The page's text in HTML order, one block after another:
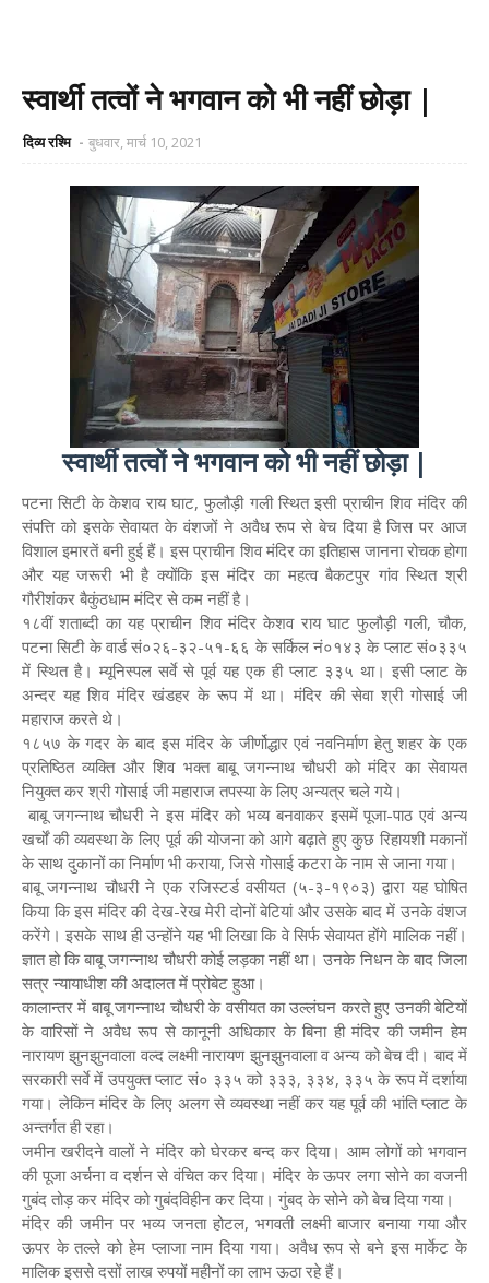
स्वार्थी तत्वों ने भगवान को भी नहीं छोड़ा |
दिव्य रश्मि बुधवार, मार्च 10, 2021
स्वार्थी तत्वों ने भगवान को भी नहीं छोड़ा |
पटना सिटी के केशव राय घाट, फुलौड़ी गली स्थित इसी प्राचीन शिव मंदिर की
संपत्ति को इसके सेवायत के वंशजों ने अवैध रूप से बेच दिया है जिस पर आज
विशाल इमारतें बनी हुई हैं। इस प्राचीन शिव मंदिर का इतिहास जानना रोचक होगा
और यह जरूरी भी है क्योंकि इस मंदिर का महत्व बैकटपुर गांव स्थित श्री
गौरीशंकर बैकुंठधाम मंदिर से कम नहीं है।
१८वीं शताब्दी का यह प्राचीन शिव मंदिर केशव राय घाट फुलौड़ी गली, चौक,
पटना सिटी के वार्ड सं०२६-३२-५१-६६ के सर्किल नं०१४३ के प्लाट सं०३३५
में स्थित है। म्यूनिस्पल सर्वे से पूर्व यह एक ही प्लाट ३३५ था। इसी प्लाट के
अन्दर यह शिव मंदिर खंडहर के रूप में था। मंदिर की सेवा श्री गोसाई जी
महाराज करते थे।
१८५७ के गदर के बाद इस मंदिर के जीर्णोद्धार एवं नवनिर्माण हेतु शहर के एक
प्रतिष्ठित व्यक्ति और शिव भक्त बाबू जगन्नाथ चौधरी को मंदिर का सेवायत
नियुक्त कर श्री गोसाई जी महाराज तपस्या के लिए अन्यत्र चले गये।
बाबू जगन्नाथ चौधरी ने इस मंदिर को भव्य बनवाकर इसमें पूजा-पाठ एवं अन्य
खर्चों की व्यवस्था के लिए पूर्व की योजना को आगे बढ़ाते हुए कुछ रिहायशी मकानों
के साथ दुकानों का निर्माण भी कराया, जिसे गोसाई कटरा के नाम से जाना गया।
बाबू जगन्नाथ चौधरी ने एक रजिस्टर्ड वसीयत (५-३-१९०३) द्वारा यह घोषित
किया कि इस मंदिर की देख-रेख मेरी दोनों बेटियां और उसके बाद में उनके वंशज
करेंगे। इसके साथ ही उन्होंने यह भी लिखा कि वे सिर्फ सेवायत होंगे मालिक नहीं।
ज्ञात हो कि बाबू जगन्नाथ चौधरी कोई लड़का नहीं था। उनके निधन के बाद जिला
सत्र न्यायाधीश की अदालत में प्रोबेट हुआ।
कालान्तर में बाबू जगन्नाथ चौधरी के वसीयत का उल्लंघन करते हुए उनकी बेटियों
के वारिसों ने अवैध रूप से कानूनी अधिकार के बिना ही मंदिर की जमीन हेम
नारायण झुनझुनवाला वल्द लक्ष्मी नारायण झुनझुनवाला व अन्य को बेच दी। बाद में
सरकारी सर्वे में उपयुक्त प्लाट सं० ३३५ को ३३३, ३३४, ३३५ के रूप में दर्शाया
गया। लेकिन मंदिर के लिए अलग से व्यवस्था नहीं कर यह पूर्व की भांति प्लाट के
अन्तर्गत ही रहा।
जमीन खरीदने वालों ने मंदिर को घेरकर बन्द कर दिया। आम लोगों को भगवान
की पूजा अर्चना व दर्शन से वंचित कर दिया। मंदिर के ऊपर लगा सोने का वजनी
गुबंद तोड़ कर मंदिर को गुबंदविहीन कर दिया। गुंबद के सोने को बेच दिया गया।
मंदिर की जमीन पर भव्य जनता होटल, भगवती लक्ष्मी बाजार बनाया गया और
ऊपर के तल्ले को हेम प्लाजा नाम दिया गया। अवैध रूप से बने इस मार्केट के
मालिक इससे दसों लाख रुपयों महीनों का लाभ ऊठा रहे हैं।